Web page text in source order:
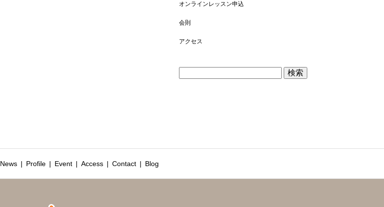
オンラインレッスン申込
会則
アクセス
News Profile Event Access Contact Blog